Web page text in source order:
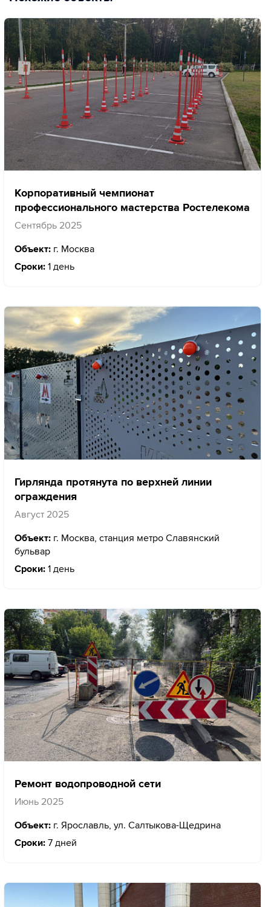
Корпоративный чемпионат
профессионального мастерства Ростелекома
Сентябрь 2025
Объект: г. Москва
Сроки: 1 день
Гирлянда протянута по верхней линии
ограждения
Август 2025
Объект: г. Москва, станция метро Славянский
бульвар
Сроки: 1 день
Ремонт водопроводной сети
Июнь 2025
Объект: г. Ярославль, ул. Салтыкова-Щедрина
Сроки: 7 дней